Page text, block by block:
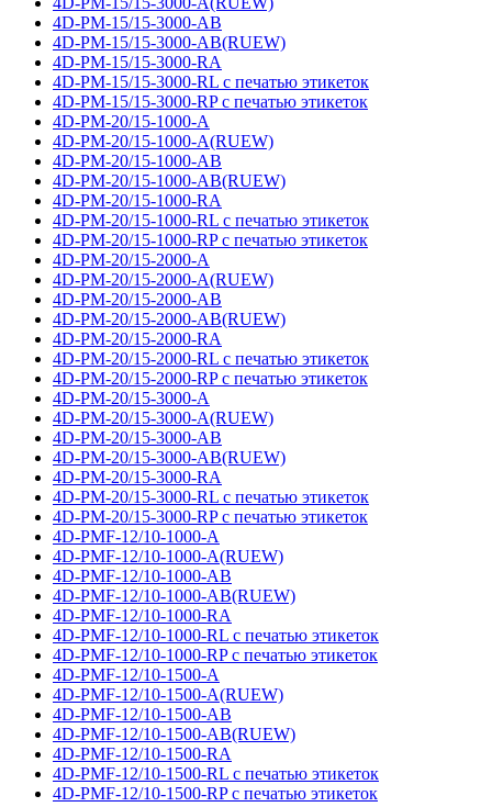
4D-PM-15/15-3000-AB
4D-PM-15/15-3000-AB(RUEW)
4D-PM-15/15-3000-RA
4D-PM-15/15-3000-RL с печатью этикеток
4D-PM-15/15-3000-RP с печатью этикеток
4D-PM-20/15-1000-A
4D-PM-20/15-1000-A(RUEW)
4D-PM-20/15-1000-AB
4D-PM-20/15-1000-AB(RUEW)
4D-PM-20/15-1000-RA
4D-PM-20/15-1000-RL с печатью этикеток
4D-PM-20/15-1000-RP с печатью этикеток
4D-PM-20/15-2000-A
4D-PM-20/15-2000-A(RUEW)
4D-PM-20/15-2000-AB
4D-PM-20/15-2000-AB(RUEW)
4D-PM-20/15-2000-RA
4D-PM-20/15-2000-RL с печатью этикеток
4D-PM-20/15-2000-RP с печатью этикеток
4D-PM-20/15-3000-A
4D-PM-20/15-3000-A(RUEW)
4D-PM-20/15-3000-AB
4D-PM-20/15-3000-AB(RUEW)
4D-PM-20/15-3000-RA
4D-PM-20/15-3000-RL с печатью этикеток
4D-PM-20/15-3000-RP с печатью этикеток
4D-PMF-12/10-1000-A
4D-PMF-12/10-1000-A(RUEW)
4D-PMF-12/10-1000-AB
4D-PMF-12/10-1000-AB(RUEW)
4D-PMF-12/10-1000-RA
4D-PMF-12/10-1000-RL с печатью этикеток
4D-PMF-12/10-1000-RP с печатью этикеток
4D-PMF-12/10-1500-A
4D-PMF-12/10-1500-A(RUEW)
4D-PMF-12/10-1500-AB
4D-PMF-12/10-1500-AB(RUEW)
4D-PMF-12/10-1500-RA
4D-PMF-12/10-1500-RL с печатью этикеток
4D-PMF-12/10-1500-RP с печатью этикеток